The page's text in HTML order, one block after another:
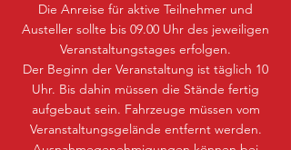
Die Anreise für aktive Teilnehmer und
Austeller sollte bis 09.00 Uhr des jeweiligen
Veranstaltungstages erfolgen.
Der Beginn der Veranstaltung ist täglich 10
Uhr. Bis dahin müssen die Stände fertig
aufgebaut sein. Fahrzeuge müssen vom
Veranstaltungsgelände entfernt werden.